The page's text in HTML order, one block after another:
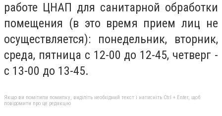
работе ЦНАП для санитарной обработки
помещения (в это время прием лиц не
осуществляется): понедельник, вторник,
среда, пятница с 12-00 до 12-45, четверг -
с 13-00 до 13-45.
Якщо ви помітили помилку, виділіть необхідний текст і натисніть Ctrl + Enter, щоб
повідомити про це редакцію